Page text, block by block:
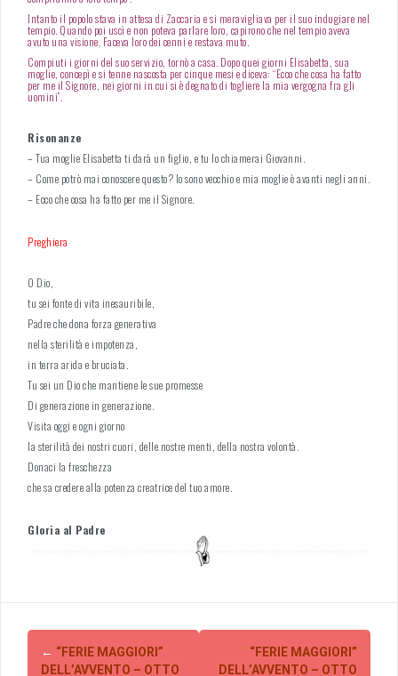
Intanto il popolo stava in attesa di Zaccaria e si meravigliava per il suo indugiare nel
tempio. Quando poi uscì e non poteva parlare loro, capirono che nel tempio aveva
avuto una visione. Faceva loro dei cenni e restava muto.
Compiuti i giorni del suo servizio, tornò a casa. Dopo quei giorni Elisabetta, sua
moglie, concepì e si tenne nascosta per cinque mesi e diceva: “Ecco che cosa ha fatto
per me il Signore, nei giorni in cui si è degnato di togliere la mia vergogna fra gli
uomini”.
Risonanze
– Tua moglie Elisabetta ti darà un figlio, e tu lo chiamerai Giovanni.
– Come potrò mai conoscere questo? Io sono vecchio e mia moglie è avanti negli anni.
– Ecco che cosa ha fatto per me il Signore.
Preghiera
O Dio,
tu sei fonte di vita inesauribile,
Padre che dona forza generativa
nella sterilità e impotenza,
in terra arida e bruciata.
Tu sei un Dio che mantiene le sue promesse
Di generazione in generazione.
Visita oggi e ogni giorno
la sterilità dei nostri cuori, delle nostre menti, della nostra volontà.
Donaci la freschezza
che sa credere alla potenza creatrice del tuo amore.
Gloria al Padre
Post
← “FERIE MAGGIORI”
DELL’AVVENTO – OTTO
“FERIE MAGGIORI”
DELL’AVVENTO – OTTO